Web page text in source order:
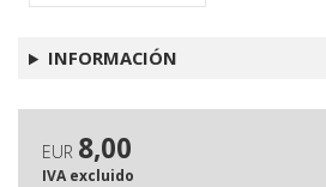
INFORMACIÓN
EUR 8,00
IVA excluido